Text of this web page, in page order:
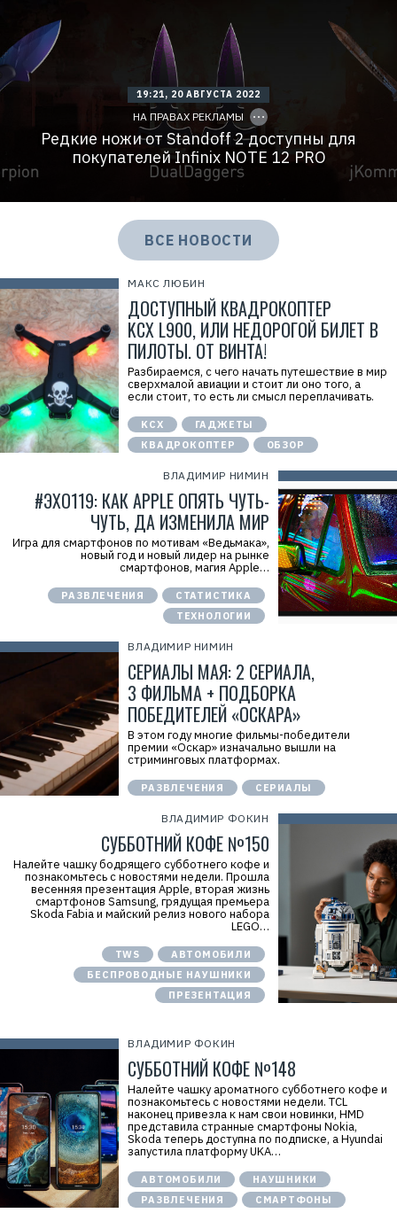
МАКС ЛЮБИН
ДОСТУПНЫЙ КВАДРОКОПТЕР
KCX L900, ИЛИ НЕДОРОГОЙ БИЛЕТ В
ПИЛОТЫ. ОТ ВИНТА!
Разбираемся, с чего начать путешествие в мир
сверхмалой авиации и стоит ли оно того, а
если стоит, то есть ли смысл переплачивать.
KCX
ГАДЖЕТЫ
КВАДРОКОПТЕР
ОБЗОР
ВЛАДИМИР НИМИН
#ЭХО119: КАК APPLE ОПЯТЬ ЧУТЬ-
ЧУТЬ, ДА ИЗМЕНИЛА МИР
Игра для смартфонов по мотивам «Ведьмака»,
новый год и новый лидер на рынке
смартфонов, магия Apple…
РАЗВЛЕЧЕНИЯ
СТАТИСТИКА
ТЕХНОЛОГИИ
ВЛАДИМИР НИМИН
СЕРИАЛЫ МАЯ: 2 СЕРИАЛА,
3 ФИЛЬМА + ПОДБОРКА
ПОБЕДИТЕЛЕЙ «ОСКАРА»
В этом году многие фильмы-победители
премии «Оскар» изначально вышли на
стриминговых платформах.
РАЗВЛЕЧЕНИЯ СЕРИАЛЫ
ВЛАДИМИР ФОКИН
СУББОТНИЙ КОФЕ №150
Налейте чашку бодрящего субботнего кофе и
познакомьтесь с новостями недели. Прошла
весенняя презентация Apple, вторая жизнь
смартфонов Samsung, грядущая премьера
Skoda Fabia и майский релиз нового набора
LEGO…
TWS
АВТОМОБИЛИ
БЕСПРОВОДНЫЕ НАУШНИКИ
ПРЕЗЕНТАЦИЯ
ВЛАДИМИР ФОКИН
СУББОТНИЙ КОФЕ №148
Налейте чашку ароматного субботнего кофе и
познакомьтесь с новостями недели. TCL
наконец привезла к нам свои новинки, HMD
представила странные смартфоны Nokia,
Skoda теперь доступна по подписке, а Hyundai
запустила платформу UKA…
АВТОМОБИЛИ
НАУШНИКИ
РАЗВЛЕЧЕНИЯ
СМАРТФОНЫ
19:21, 20 АВГУСТА 2022
НА ПРАВАХ РЕКЛАМЫ
м
а
E
C
O
P
Y
D
Редкие ножи от Standoff 2 доступны для
покупателей Infinix NOTE 12 PRO
ВСЕ НОВОСТИ